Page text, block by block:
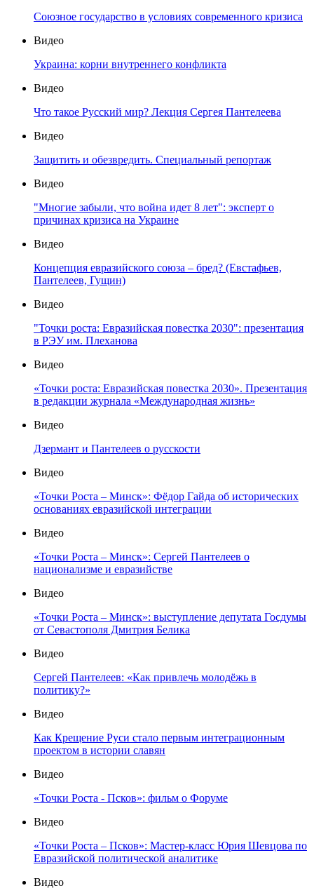
Союзное государство в условиях современного кризиса
Видео
Украина: корни внутреннего конфликта
Видео
Что такое Русский мир? Лекция Сергея Пантелеева
Видео
Защитить и обезвредить. Специальный репортаж
Видео
"Многие забыли, что война идет 8 лет": эксперт о
причинах кризиса на Украине
Видео
Концепция евразийского союза – бред? (Евстафьев,
Пантелеев, Гущин)
Видео
"Точки роста: Евразийская повестка 2030": презентация
в РЭУ им. Плеханова
Видео
«Точки роста: Евразийская повестка 2030». Презентация
в редакции журнала «Международная жизнь»
Видео
Дзермант и Пантелеев о русскости
Видео
«Точки Роста – Минск»: Фёдор Гайда об исторических
основаниях евразийской интеграции
Видео
«Точки Роста – Минск»: Сергей Пантелеев о
национализме и евразийстве
Видео
«Точки Роста – Минск»: выступление депутата Госдумы
от Севастополя Дмитрия Белика
Видео
Сергей Пантелеев: «Как привлечь молодёжь в
политику?»
Видео
Как Крещение Руси стало первым интеграционным
проектом в истории славян
Видео
«Точки Роста - Псков»: фильм о Форуме
Видео
«Точки Роста – Псков»: Мастер-класс Юрия Шевцова по
Евразийской политической аналитике
Видео